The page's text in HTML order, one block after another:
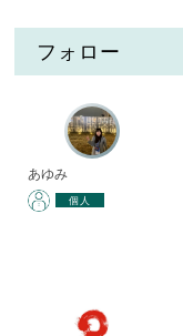
フォロー
あゆみ
個人